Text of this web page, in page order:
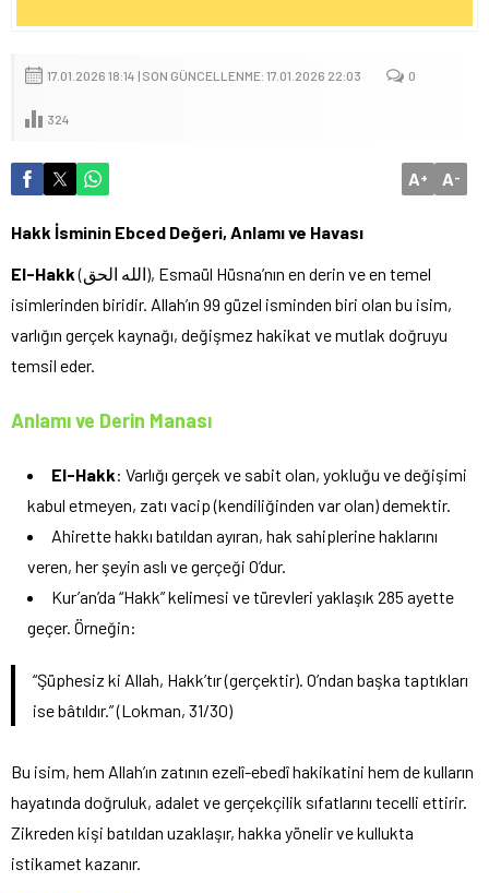
17.01.2026 18:14 | SON GÜNCELLENME: 17.01.2026 22:03 0
324
A+ A-
Hakk İsminin Ebced Değeri, Anlamı ve Havası
El-Hakk(الله الحق), Esmaül Hüsna’nın en derin ve en temel
isimlerinden biridir. Allah’ın 99 güzel isminden biri olan bu isim,
varlığın gerçek kaynağı, değişmez hakikat ve mutlak doğruyu
temsil eder.
Anlamı ve Derin Manası
El-Hakk: Varlığı gerçek ve sabit olan, yokluğu ve değişimi
kabul etmeyen, zatı vacip (kendiliğinden var olan) demektir.
Ahirette hakkı batıldan ayıran, hak sahiplerine haklarını
veren, her şeyin aslı ve gerçeği O’dur.
Kur’an’da “Hakk” kelimesi ve türevleri yaklaşık 285 ayette
geçer. Örneğin:
“Şüphesiz ki Allah, Hakk’tır (gerçektir). O’ndan başka taptıkları
ise bâtıldır.” (Lokman, 31/30)
Bu isim, hem Allah’ın zatının ezelî-ebedî hakikatini hem de kulların
hayatında doğruluk, adalet ve gerçekçilik sıfatlarını tecelli ettirir.
Zikreden kişi batıldan uzaklaşır, hakka yönelir ve kullukta
istikamet kazanır.